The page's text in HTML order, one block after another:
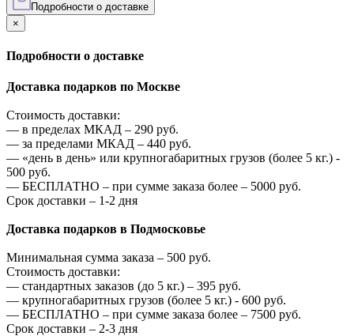
Подробности о доставке
×
Подробности о доставке
Доставка подарков по Москве
Стоимость доставки:
— в пределах МКАД – 290 руб.
— за пределами МКАД – 440 руб.
— «день в день» или крупногабаритных грузов (более 5 кг.) -
500 руб.
— БЕСПЛАТНО – при сумме заказа более – 5000 руб.
Срок доставки – 1-2 дня
Доставка подарков в Подмосковье
Минимальная сумма заказа – 500 руб.
Стоимость доставки:
— стандартных заказов (до 5 кг.) – 395 руб.
— крупногабаритных грузов (более 5 кг.) - 600 руб.
— БЕСПЛАТНО – при сумме заказа более – 7500 руб.
Срок доставки – 2-3 дня